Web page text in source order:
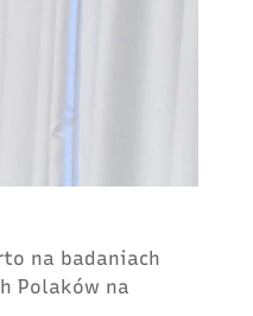
na badaniach
Polaków na